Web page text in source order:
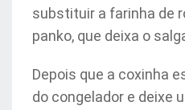
substituir a farinha de
panko, que deixa o
Depois que a coxinha
do congelador e deixe